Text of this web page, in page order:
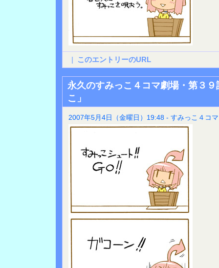
| このエントリーのURL
永久のすみっこ４コマ劇場・第３
こ」
2007年5月4日（金曜日）19:48 - すみっこ４コマ